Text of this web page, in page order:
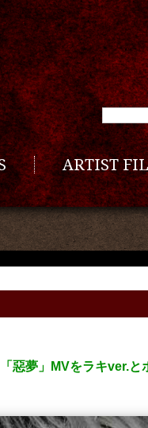
ARTIST
惡夢」MVをラキver.と